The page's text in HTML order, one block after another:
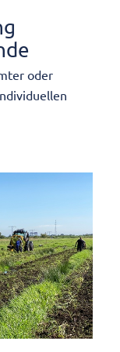
oder